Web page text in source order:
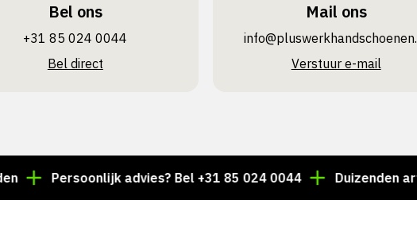
Bel ons
+31 85 024 0044
Bel direct
Mail ons
Verstuur e-mail
Persoonlijk advies? Bel +31 85 024 0044 Duizenden artikelen